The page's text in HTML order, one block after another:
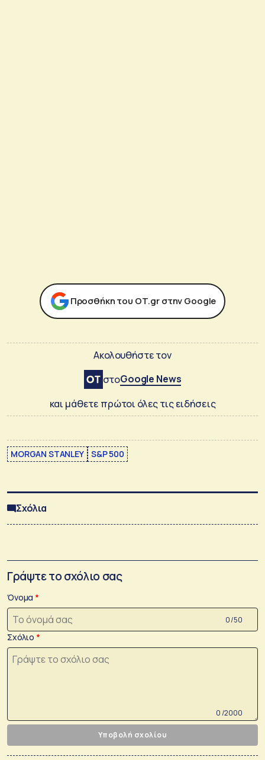
Προσθήκη του ΟΤ.gr στην Google
Ακολουθήστε τον
στοGoogle News
και μάθετε πρώτοι όλες τις ειδήσεις
MORGAN STANLEY S&P 500
Σχόλια
Γράψτε το σχόλιο σας
Όνομα
0 /50
Σχόλιο
0 /2000
Υποβολή σχολίου